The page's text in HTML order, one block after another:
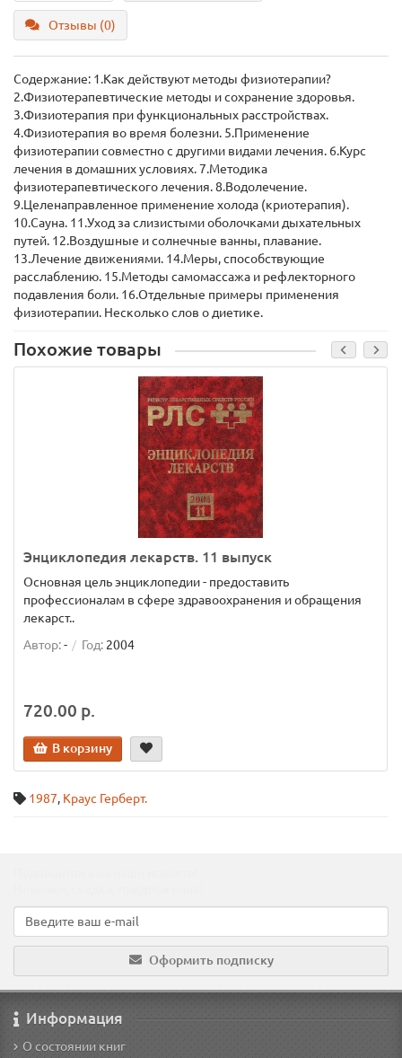
Отзывы (0)
Содержание: 1.Как действуют методы физиотерапии?
2.Физиотерапевтические методы и сохранение здоровья.
3.Физиотерапия при функциональных расстройствах.
4.Физиотерапия во время болезни. 5.Применение
физиотерапии совместно с другими видами лечения. 6.Курс
лечения в домашних условиях. 7.Методика
физиотерапевтического лечения. 8.Водолечение.
9.Целенаправленное применение холода (криотерапия).
10.Сауна. 11.Уход за слизистыми оболочками дыхательных
путей. 12.Воздушные и солнечные ванны, плавание.
13.Лечение движениями. 14.Меры, способствующие
расслаблению. 15.Методы самомассажа и рефлекторного
подавления боли. 16.Отдельные примеры применения
физиотерапии. Несколько слов о диетике.
Похожие товары
Энциклопедия лекарств. 11 выпуск
Основная цель энциклопедии - предоставить
профессионалам в сфере здравоохранения и обращения
лекарст..
Автор:- Год: 2004
720.00 р.
В корзину
1987, Краус Герберт.
Оформить подписку
Информация
О состоянии книг